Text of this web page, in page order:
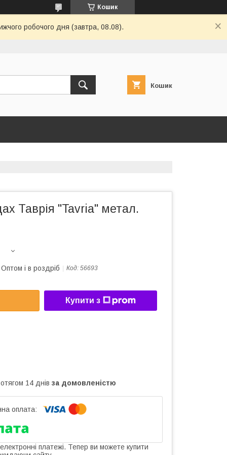
Кошик
робочого дня (завтра, 08.08).
Кошик
Таврія "Tavria" метал.
Оптом і в роздріб Код: 56693
Купити з
14 днів за домовленістю
платежі. Тепер ви можете купити